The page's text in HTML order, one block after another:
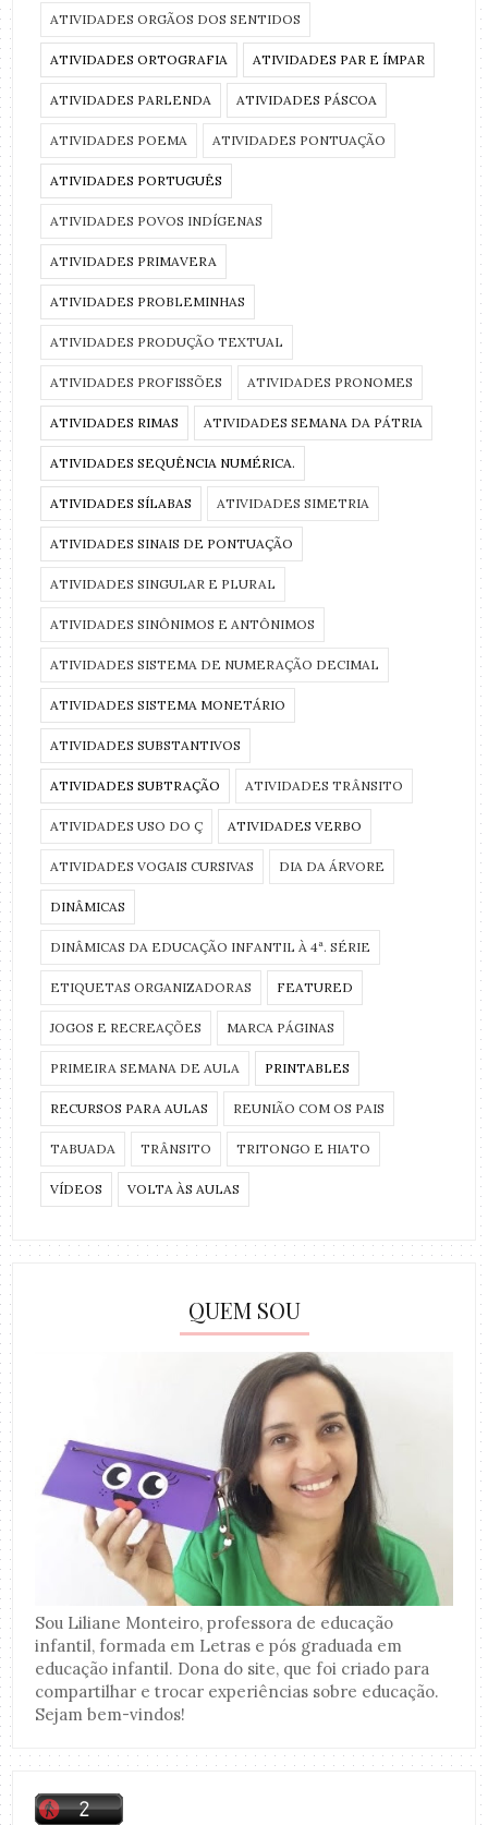
ATIVIDADES ORGÃOS DOS SENTIDOS
ATIVIDADES ORTOGRAFIA ATIVIDADES PAR E ÍMPAR
ATIVIDADES PARLENDA ATIVIDADES PÁSCOA
ATIVIDADES POEMA ATIVIDADES PONTUAÇÃO
ATIVIDADES PORTUGUÊS
ATIVIDADES POVOS INDÍGENAS
ATIVIDADES PRIMAVERA
ATIVIDADES PROBLEMINHAS
ATIVIDADES PRODUÇÃO TEXTUAL
ATIVIDADES PROFISSÕES ATIVIDADES PRONOMES
ATIVIDADES RIMAS ATIVIDADES SEMANA DA PÁTRIA
ATIVIDADES SEQUÊNCIA NUMÉRICA.
ATIVIDADES SÍLABAS ATIVIDADES SIMETRIA
ATIVIDADES SINAIS DE PONTUAÇÃO
ATIVIDADES SINGULAR E PLURAL
ATIVIDADES SINÔNIMOS E ANTÔNIMOS
ATIVIDADES SISTEMA DE NUMERAÇÃO DECIMAL
ATIVIDADES SISTEMA MONETÁRIO
ATIVIDADES SUBSTANTIVOS
ATIVIDADES SUBTRAÇÃO ATIVIDADES TRÂNSITO
ATIVIDADES USO DO Ç ATIVIDADES VERBO
ATIVIDADES VOGAIS CURSIVAS DIA DA ÁRVORE
DINÂMICAS
DINÂMICAS DA EDUCAÇÃO INFANTIL À 4ª. SÉRIE
ETIQUETAS ORGANIZADORAS FEATURED
JOGOS E RECREAÇÕES MARCA PÁGINAS
PRIMEIRA SEMANA DE AULA PRINTABLES
RECURSOS PARA AULAS REUNIÃO COM OS PAIS
TABUADA TRÂNSITO TRITONGO E HIATO
VÍDEOS VOLTA ÀS AULAS
QUEM SOU
Sou Liliane Monteiro, professora de educação
infantil, formada em Letras e pós graduada em
educação infantil. Dona do site, que foi criado para
compartilhar e trocar experiências sobre educação.
Sejam bem-vindos!